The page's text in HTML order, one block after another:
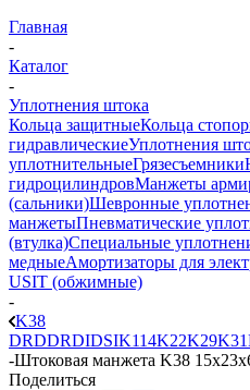
Главная
-
Каталог
-
Уплотнения штока
Кольца защитныеКольца
гидравлическиеУплотнения
уплотнительныеГрязесъемники
гидроцилиндровМанжеты
(сальники)Шевронные
манжетыПневматические
(втулка)Специальные
медныеАмортизаторы для
USIT (обжимные)
-
K38
DRDDRDIDSIK114K22K29K31
-Штоковая манжета K38
Поделиться